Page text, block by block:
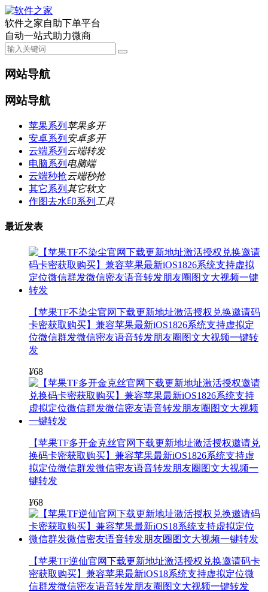
软件之家自助下单平台
自动一站式助力微商
网站导航
网站导航
苹果系列 苹果多开
安卓系列 安卓多开
云端系列 云端转发
电脑系列 电脑端
云端秒抢云端秒抢
其它系列 其它软文
作图去水印系列 工具
最近发表
【苹果TF不染尘官网下载更新地址激活授权兑换邀请码
卡密获取购买】兼容苹果最新iOS1826系统支持虚拟定
位微信群发微信密友语音转发朋友圈图文大视频一键转
发
¥68
【苹果TF多开金克丝官网下载更新地址激活授权邀请兑
换码卡密获取购买】兼容苹果最新iOS1826系统支持虚
拟定位微信群发微信密友语音转发朋友圈图文大视频一
键转发
¥68
【苹果TF逆仙官网下载更新地址激活授权兑换邀请码卡
密获取购买】兼容苹果最新iOS18系统支持虚拟定位微
信群发微信密友语音转发朋友圈图文大视频一键转发